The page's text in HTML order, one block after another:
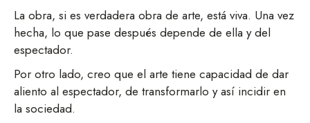
La obra, si es verdadera obra de arte, está viva. Una vez
hecha, lo que pase después depende de ella y del
espectador.
Por otro lado, creo que el arte tiene capacidad de dar
aliento al espectador, de transformarlo y así incidir en
la sociedad.